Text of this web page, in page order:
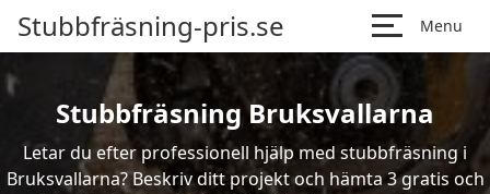
Stubbfräsning-pris.se Menu
Stubbfräsning Bruksvallarna
Letar du efter professionell hjälp med stubbfräsning i
Bruksvallarna? Beskriv ditt projekt och hämta 3 gratis och